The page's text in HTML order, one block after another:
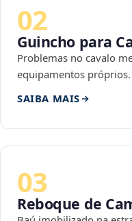
02
Guincho para
Problemas no cavalo
equipamentos próprios.
SAIBA MAIS
03
Reboque de